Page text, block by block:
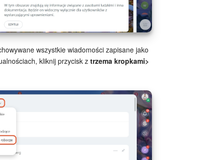
wszystkie wiadomości zapisane jako
kliknij przycisk z trzema kropkami>